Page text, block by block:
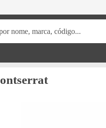
nome, marca, código...